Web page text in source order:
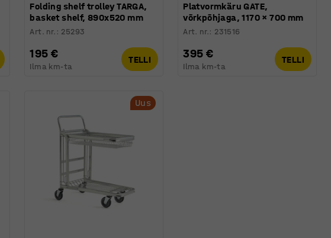
Folding shelf trolley TARGA,
basket shelf, 890x520 mm
Art. nr. : 25293
195 €
Ilma km-ta
TELLI
Platvormkäru GATE,
võrkpõhjaga, 1170 × 700 mm
Art. nr.: 231516
395 €
Ilma km-ta
TELLI
Uus